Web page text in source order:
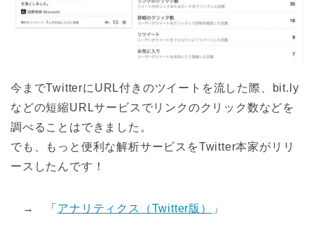
今までTwitterにURL付きのツイートを流した際、bit.ly
などの短縮URLサービスでリンクのクリック数などを
調べることはできました。
でも、もっと便利な解析サービスをTwitter本家がリリ
ースしたんです！
→ 「 アナリティクス（Twitter版） 」